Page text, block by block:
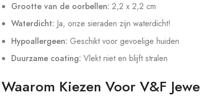
Grootte van de oorbellen: 2,2 x 2,2 cm
Waterdicht: Ja, onze sieraden zijn waterdicht!
Hypoallergeen: Geschikt voor gevoelige huiden
Duurzame coating: Vlekt niet en blijft stralen
Waarom Kiezen Voor V&F